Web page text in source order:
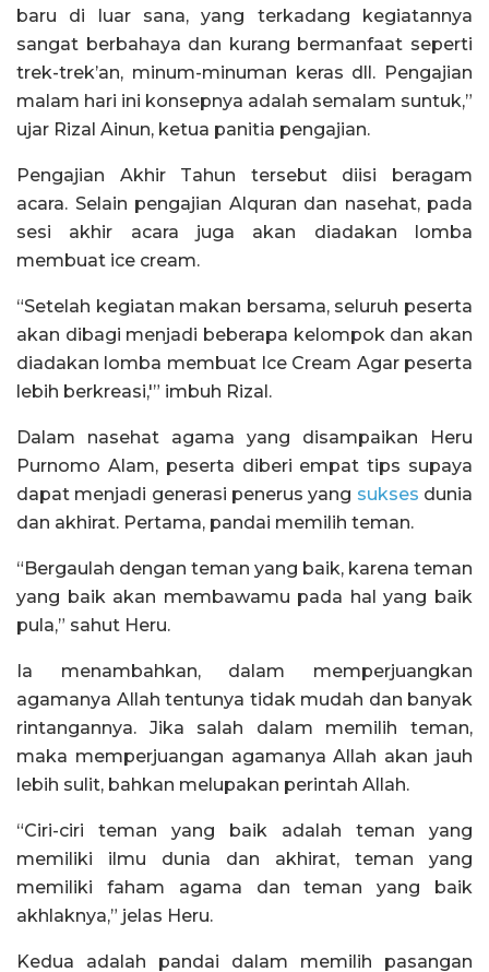
baru di luar sana, yang terkadang kegiatannya
sangat berbahaya dan kurang bermanfaat seperti
trek-trek’an, minum-minuman keras dll. Pengajian
malam hari ini konsepnya adalah semalam suntuk,”
ujar Rizal Ainun, ketua panitia pengajian.
Pengajian Akhir Tahun tersebut diisi beragam
acara. Selain pengajian Alquran dan nasehat, pada
sesi akhir acara juga akan diadakan lomba
membuat ice cream.
“Setelah kegiatan makan bersama, seluruh peserta
akan dibagi menjadi beberapa kelompok dan akan
diadakan lomba membuat Ice Cream Agar peserta
lebih berkreasi,'” imbuh Rizal.
Dalam nasehat agama yang disampaikan Heru
Purnomo Alam, peserta diberi empat tips supaya
dapat menjadi generasi penerus yang sukses dunia
dan akhirat. Pertama, pandai memilih teman.
“Bergaulah dengan teman yang baik, karena teman
yang baik akan membawamu pada hal yang baik
pula,” sahut Heru.
Ia menambahkan, dalam memperjuangkan
agamanya Allah tentunya tidak mudah dan banyak
rintangannya. Jika salah dalam memilih teman,
maka memperjuangan agamanya Allah akan jauh
lebih sulit, bahkan melupakan perintah Allah.
“Ciri-ciri teman yang baik adalah teman yang
memiliki ilmu dunia dan akhirat, teman yang
memiliki faham agama dan teman yang baik
akhlaknya,” jelas Heru.
Kedua adalah pandai dalam memilih pasangan